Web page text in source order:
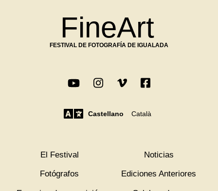
FineArt
FESTIVAL DE FOTOGRAFÍA DE IGUALADA
Castellano Català
El Festival
Fotógrafos
Noticias
Ediciones Anteriores